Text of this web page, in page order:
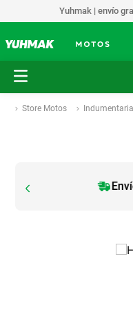
Yuhmak | envío
Store Motos Indumentaria